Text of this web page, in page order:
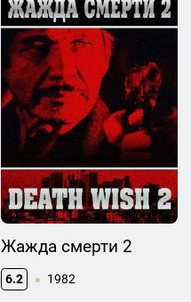
Жажда смерти 2
6.2 1982